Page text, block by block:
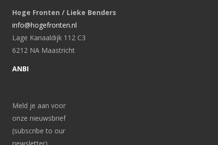
Hoge Fronten / Lieke Benders
info@hogefronten.nl
Lage Kanaaldijk 112 C3
6212 NA Maastricht
ANBI
Meld je aan voor
onze nieuwsbrief
(subscribe to our